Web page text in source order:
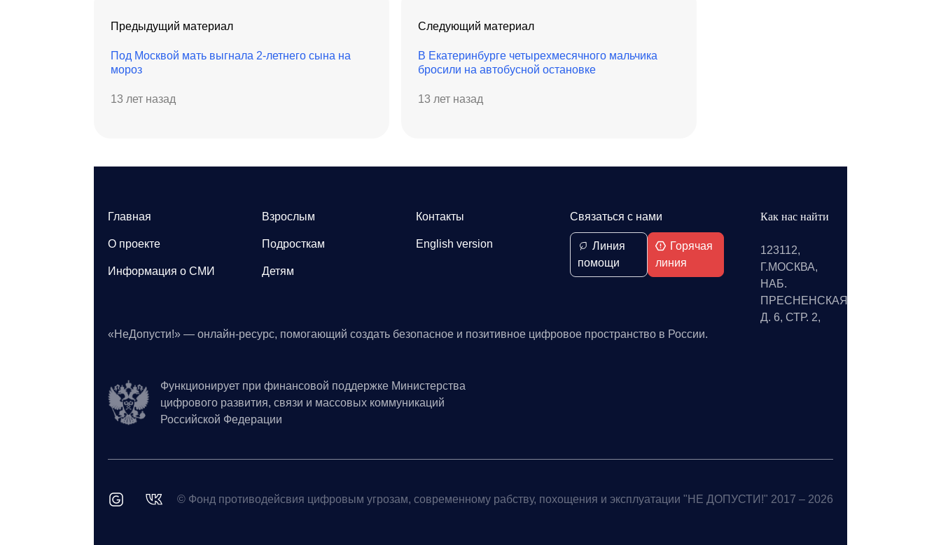
Предыдущий материал
Под Москвой мать выгнала 2-летнего сына на
мороз
13 лет назад
Следующий материал
В Екатеринбурге четырехмесячного мальчика
бросили на автобусной остановке
13 лет назад
Главная
О проекте
Информация о СМИ
Взрослым
Подросткам
Детям
Контакты
English version
Связаться с нами
Линия
помощи
Горячая
линия
«НеДопусти!» — онлайн-ресурс, помогающий создать безопасное и позитивное цифровое пространство в России.
Как нас найти
123112,
Г.МОСКВА,
НАБ.
ПРЕСНЕНСКАЯ,
Д. 6, СТР. 2,
Функционирует при финансовой поддержке Министерства
цифрового развития, связи и массовых коммуникаций
Российской Федерации
© Фонд противодейсвия цифровым угрозам, современному рабству, похощения и эксплуатации "НЕ ДОПУСТИ!" 2017 – 2026